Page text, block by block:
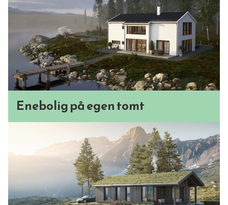
Enebolig på egen tomt